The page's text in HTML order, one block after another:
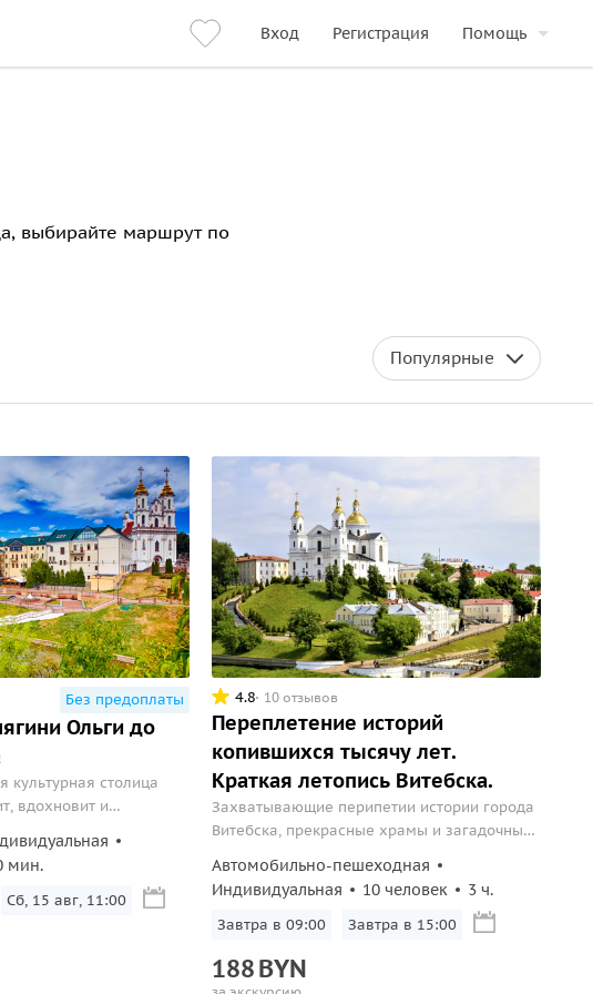
Вход Регистрация Помощь
выбирайте маршрут по
Популярные
Без предоплаты
Ольги до
культурная столица
вдохновит и
мин.
Сб, 15 авг, 11:00
4.8 10 отзывов
Переплетение историй
копившихся тысячу лет.
Краткая летопись Витебска.
Захватывающие перипетии истории города
Витебска, прекрасные храмы и загадочные
лаконичность.
Автомобильно-пешеходная
Индивидуальная
10 человек 3 ч.
Завтра в 09:00 Завтра в 15:00
188BYN